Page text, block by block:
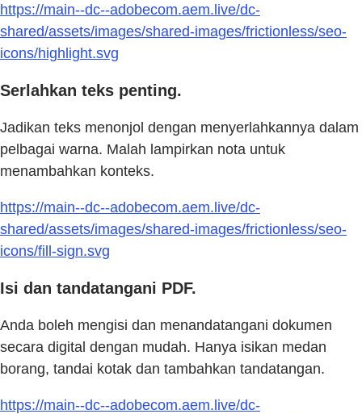
https://main--dc--adobecom.aem.live/dc-
shared/assets/images/shared-images/frictionless/seo-
icons/highlight.svg
Serlahkan teks penting.
Jadikan teks menonjol dengan menyerlahkannya dalam
pelbagai warna. Malah lampirkan nota untuk
menambahkan konteks.
https://main--dc--adobecom.aem.live/dc-
shared/assets/images/shared-images/frictionless/seo-
icons/fill-sign.svg
Isi dan tandatangani PDF.
Anda boleh mengisi dan menandatangani dokumen
secara digital dengan mudah. Hanya isikan medan
borang, tandai kotak dan tambahkan tandatangan.
https://main--dc--adobecom.aem.live/dc-